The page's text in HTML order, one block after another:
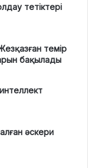
тетіктері
темір
бақылады
әскери